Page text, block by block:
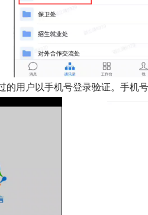
用户以手机号登录验证。手机